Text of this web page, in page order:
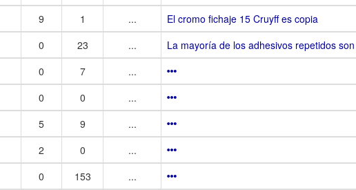
9 1 ...
El cromo fichaje 15 Cruyff es copia
0 23 ...
La mayoría de los adhesivos repetidos
0 7
...
0 0
...
5 9
...
2 0
...
0 153
...